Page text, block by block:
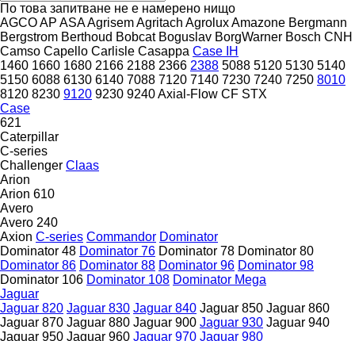
По това запитване не е намерено нищо
AGCOAP ASAAgrisemAgritach AgroluxAmazone Bergmann
Bergstrom Berthoud Bobcat Boguslav BorgWarner Bosch CNH
Camso Capello Carlisle Casappa Case IH
1460 1660 1680 2166 2188 2366 2388 5088 5120 5130 5140
5150 6088 6130 6140 7088 7120 7140 7230 7240 7250 8010
8120 8230 9120 9230 9240Axial-Flow CF STX
Case
621
Caterpillar
C-series
Challenger Claas
Arion
Arion 610
Avero
Avero 240
Axion C-series Commandor Dominator
Dominator 48 Dominator 76 Dominator 78 Dominator 80
Dominator 86 Dominator 88 Dominator 96 Dominator 98
Dominator 106 Dominator 108 Dominator Mega
Jaguar
Jaguar 820 Jaguar 830 Jaguar 840 Jaguar 850 Jaguar 860
Jaguar 870 Jaguar 880 Jaguar 900 Jaguar 930 Jaguar 940
Jaguar 950 Jaguar 960 Jaguar 970 Jaguar 980